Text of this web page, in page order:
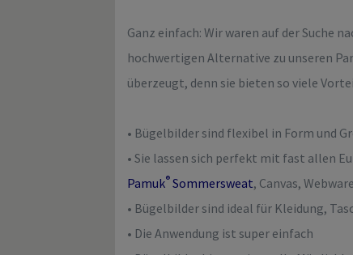
Ganz einfach: Wir waren auf der Suche
hochwertigen Alternative zu unseren
überzeugt, denn sie bieten so viele
• Bügelbilder sind flexibel in Form und
• Sie lassen sich perfekt mit fast allen
Pamuk® Sommersweat, Canvas,
• Bügelbilder sind ideal für Kleidung,
• Die Anwendung ist super einfach